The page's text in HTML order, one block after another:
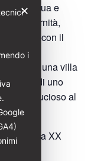
tra acqua e
di modernità,
con il
Così,
o una villa
di uno
fiducioso al
Via XX
✕
i